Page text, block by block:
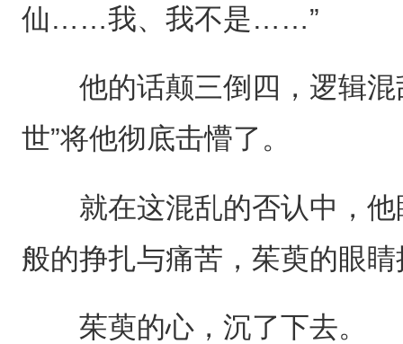
仙……我、我不是……”
他的话颠三倒四，逻辑混
世”将他彻底击懵了。
就在这混乱的否认中，他
般的挣扎与痛苦，茱萸的眼
茱萸的心，沉了下去。